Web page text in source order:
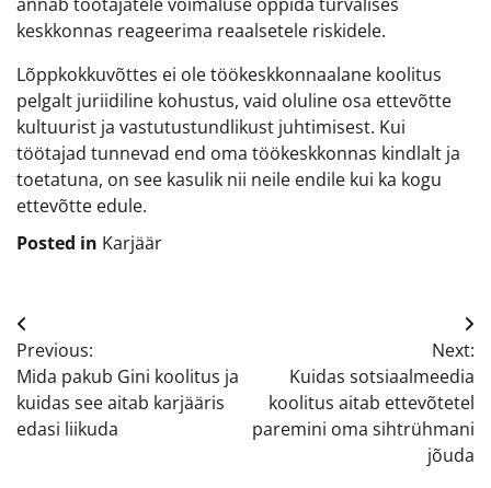
keskkonnas reageerima reaalsetele riskidele.
Lõppkokkuvõttes ei ole töökeskkonnaalane koolitus
pelgalt juriidiline kohustus, vaid oluline osa ettevõtte
kultuurist ja vastutustundlikust juhtimisest. Kui
töötajad tunnevad end oma töökeskkonnas kindlalt ja
toetatuna, on see kasulik nii neile endile kui ka kogu
ettevõtte edule.
Posted in Karjäär
Navigeerimine
Previous:
Mida pakub Gini koolitus ja
kuidas see aitab karjääris
edasi liikuda
Next:
Kuidas sotsiaalmeedia
koolitus aitab ettevõtetel
paremini oma sihtrühmani
jõuda